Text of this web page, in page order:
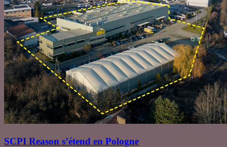
SCPI Reason s’étend en Pologne